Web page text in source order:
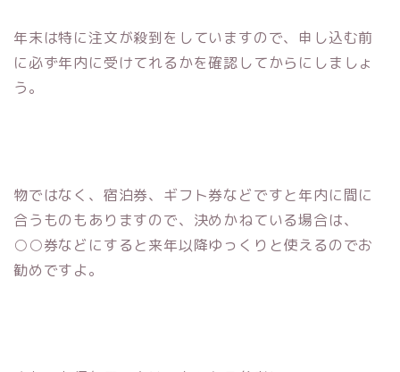
年末は特に注文が殺到をしていますので、申し込む前
に必ず年内に受けてれるかを確認してからにしましょ
う。
物ではなく、宿泊券、ギフト券などですと年内に間に
合うものもありますので、決めかねている場合は、
○○券などにすると来年以降ゆっくりと使えるのでお
勧めですよ。